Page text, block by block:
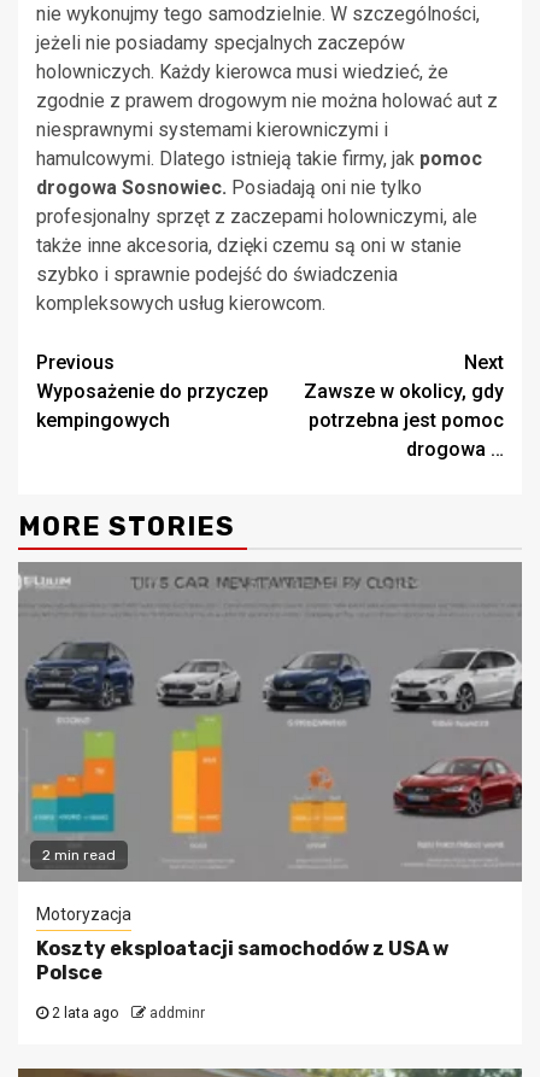
nie wykonujmy tego samodzielnie. W szczególności,
jeżeli nie posiadamy specjalnych zaczepów
holowniczych. Każdy kierowca musi wiedzieć, że
zgodnie z prawem drogowym nie można holować aut z
niesprawnymi systemami kierowniczymi i
hamulcowymi. Dlatego istnieją takie firmy, jak pomoc
drogowa Sosnowiec. Posiadają oni nie tylko
profesjonalny sprzęt z zaczepami holowniczymi, ale
także inne akcesoria, dzięki czemu są oni w stanie
szybko i sprawnie podejść do świadczenia
kompleksowych usług kierowcom.
Continue
Reading
Previous
Wyposażenie do przyczep
kempingowych
Next
Zawsze w okolicy, gdy
potrzebna jest pomoc
drogowa …
MORE STORIES
2 min read
Motoryzacja
Koszty eksploatacji samochodów z USA w
Polsce
2 lata ago addminr